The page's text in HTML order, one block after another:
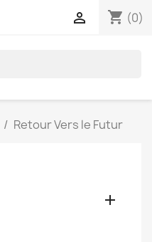
shopping_cart (0)

Retour Vers le Futur
